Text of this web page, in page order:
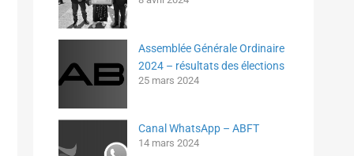
Assemblée Générale Ordinaire
2024 – résultats des élections
25 mars 2024
Canal WhatsApp – ABFT
14 mars 2024